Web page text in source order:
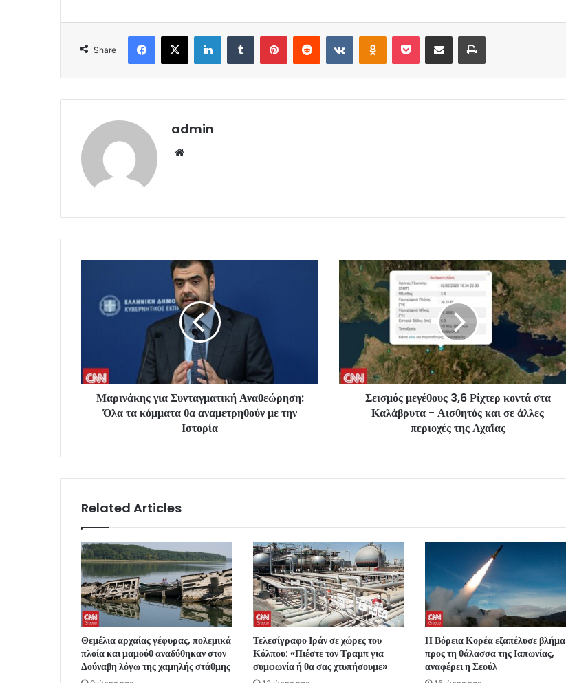
Share
Facebook
X LinkedInTumblr PinterestReddit VKontakteOdnoklassniki
Pocket Share via Email Print
admin
Μαρινάκης για Συνταγματική Αναθεώρηση:
Όλα τα κόμματα θα αναμετρηθούν με την
Ιστορία
Σεισμός μεγέθους 3,6 Ρίχτερ κοντά στα
Καλάβρυτα - Αισθητός και σε άλλες
περιοχές της Αχαΐας
Related Articles
Θεμέλια αρχαίας γέφυρας, πολεμικά
πλοία και μαμούθ αναδύθηκαν στον
Δούναβη λόγω της χαμηλής στάθμης
Τελεσίγραφο Ιράν σε χώρες του
Κόλπου: «Πιέστε τον Τραμπ για
συμφωνία ή θα σας χτυπήσουμε»
Η Βόρεια Κορέα εξαπέλυσε βλήμα
προς τη θάλασσα της Ιαπωνίας,
αναφέρει η Σεούλ